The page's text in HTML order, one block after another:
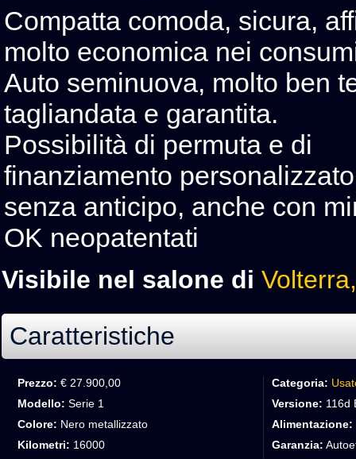
Compatta comoda, sicura,
molto economica nei
Auto seminuova, molto ben
tagliandata e garantita.
Possibilità di permuta e di
finanziamento
senza anticipo, anche con
OK neopatentati
Visibile nel salone di
Caratteristiche
Prezzo: € 27.900,00 Categoria:
Modello: Serie 1 Versione: 116d
Colore: Nero metallizzato Alimentazione:
Kilometri: 16000 Garanzia: